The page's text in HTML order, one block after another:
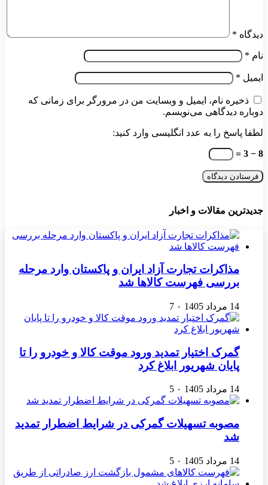
دیدگاه *
نام *
ایمیل *
ذخیره نام، ایمیل و وبسایت من در مرورگر برای زمانی که
دوباره دیدگاهی می‌نویسم.
لطفا پاسخ را به عدد انگلیسی وارد کنید:
8 − 3 =
جدیدترین مقالات و اخبار
مذاکرات تجارت آزاد ایران و پاکستان وارد مرحله
بررسی فهرست کالاها شد
14 مرداد 1405 ۰ 7
گمرک اختیار تمدید ورود موقت کالا و خودرو را تا
پایان شهریور ابلاغ کرد
14 مرداد 1405 ۰ 5
مصوبه تسهیلات گمرکی در شرایط اضطرار تمدید
شد
14 مرداد 1405 ۰ 5